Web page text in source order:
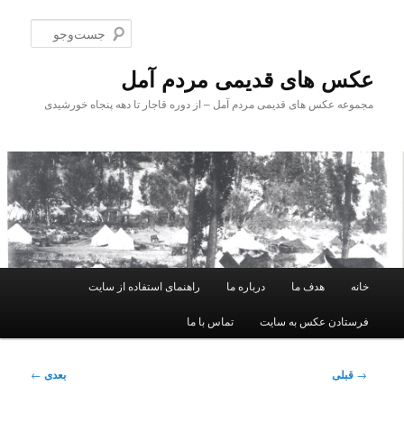
عکس های قدیمی مردم آمل
مجموعه عکس های قدیمی مردم آمل – از دوره قاجار تا دهه پنجاه خورشیدی
خانه هدف ما درباره ما راهنمای استفاده از سایت
فرستادن عکس به سایت تماس با ما
ناوبری
→ قبلی بعدی ←